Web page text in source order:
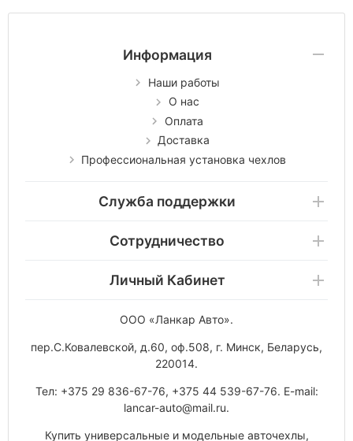
Информация
Наши работы
О нас
Оплата
Доставка
Профессиональная установка чехлов
Служба поддержки
Сотрудничество
Личный Кабинет
ООО «Ланкар Авто».
пер.С.Ковалевской, д.60, оф.508, г. Минск, Беларусь,
220014.
Тел: +375 29 836-67-76, +375 44 539-67-76. E-mail:
lancar-auto@mail.ru.
Купить универсальные и модельные авточехлы,